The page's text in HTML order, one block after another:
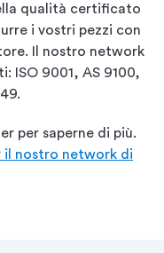
qualità certificato
i vostri pezzi con
Il nostro network
ISO 9001, AS 9100,
per saperne di più.
il nostro network di